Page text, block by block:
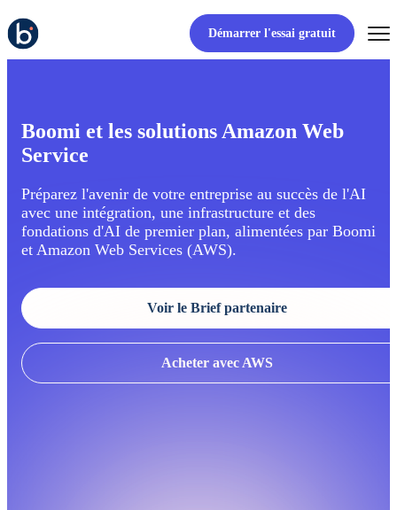
Démarrer l'essai gratuit
Boomi et les solutions Amazon Web
Service
Préparez l'avenir de votre entreprise au succès de l'AI
avec une intégration, une infrastructure et des
fondations d'AI de premier plan, alimentées par Boomi
et Amazon Web Services (AWS).
Voir le Brief partenaire
Acheter avec AWS